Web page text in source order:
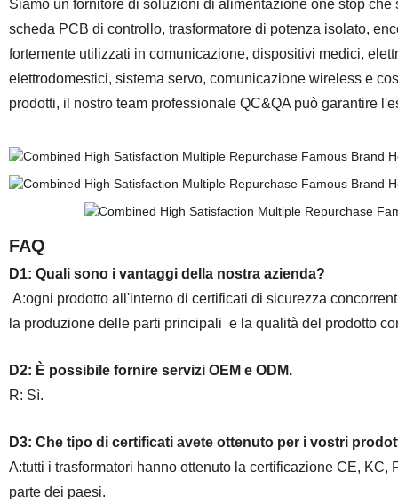
Siamo un fornitore di soluzioni di alimentazione one stop
scheda PCB di controllo, trasformatore di potenza isolato,
fortemente utilizzati in comunicazione, dispositivi medici,
elettrodomestici, sistema servo, comunicazione wireless e
prodotti, il nostro team professionale QC&QA può garantire
FAQ
D1: Quali sono i vantaggi della nostra azienda?
A:ogni prodotto all'interno di certificati di sicurezza
la produzione delle parti principali e la qualità del prodotto
D2: È possibile fornire servizi OEM e ODM.
R: Sì.
D3: Che tipo di certificati avete ottenuto per i vostri
A:tutti i trasformatori hanno ottenuto la certificazione CE, KC,
parte dei paesi.